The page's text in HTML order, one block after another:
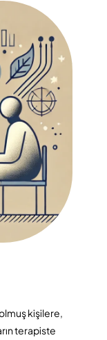
kişilere,
terapiste